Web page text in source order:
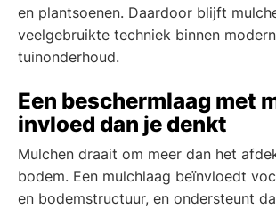
en plantsoenen. Daardoor blijft
veelgebruikte techniek binnen modern
tuinonderhoud.
Een beschermlaag met
invloed dan je denkt
Mulchen draait om meer dan het
bodem. Een mulchlaag beïnvloedt
en bodemstructuur, en ondersteunt